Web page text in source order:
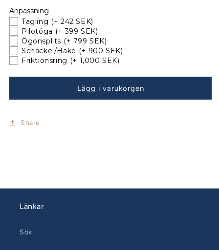
LIROS
Runner
Vectran-
XTR
metervara
Runner
Vectran-
XTR
metervara
Anpassning
Tagling (+ 242 SEK)
Pilotöga (+ 399 SEK)
Ögonsplits (+ 799 SEK)
Schackel/Hake (+ 900 SEK)
Friktionsring (+ 1,000 SEK)
Lägg i varukorgen
Share
Länkar
Sök